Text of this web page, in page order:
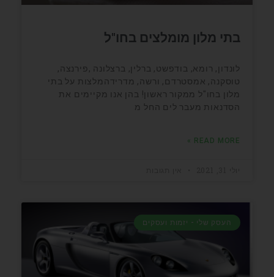
בתי מלון מומלצים בחו"ל
לונדון, רומא, בודפשט, ברלין, ברצלונה ,פירנצה,
טוסקנה, אמסטרדם, ורשה, מדרידהמלצות על בתי
מלון בחו"ל ממקור ראשון! בהן אנו מקיימים את
הסדנאות מעבר לים החל מ
READ MORE »
העסק שלי - יזמות ועסקים